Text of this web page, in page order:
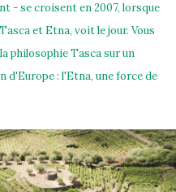
- se croisent en 2007, lorsque
et Etna, voit le jour. Vous
philosophie Tasca sur un
d'Europe : l'Etna, une force de